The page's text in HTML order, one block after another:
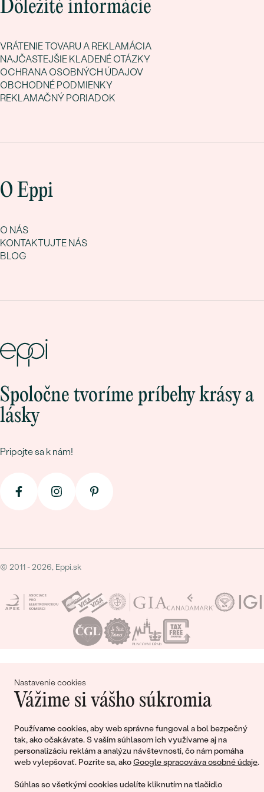
Nastavenie cookies
Vážime si vášho súkromia
Používame cookies, aby web správne fungoval a bol bezpečný
tak, ako očakávate. S vaším súhlasom ich využívame aj na
personalizáciu reklám a analýzu návštevnosti, čo nám pomáha
web vylepšovať. Pozrite sa, akoGoogle spracováva osobné údaje.
Súhlas so všetkými cookies udelíte kliknutím na tlačidlo
Dôležité informácie
VRÁTENIE TOVARU A REKLAMÁCIA
NAJČASTEJŠIE KLADENÉ OTÁZKY
OCHRANA OSOBNÝCH ÚDAJOV
OBCHODNÉ PODMIENKY
REKLAMAČNÝ PORIADOK
O Eppi
O NÁS
KONTAKTUJTE NÁS
BLOG
Spoločne tvoríme príbehy krásy a
lásky
Pripojte sa k nám!
© 2011 - 2026, Eppi.sk
Nákupný košík
Ešte ste nepridali žiadne produkty do svojho
nákupného košíka